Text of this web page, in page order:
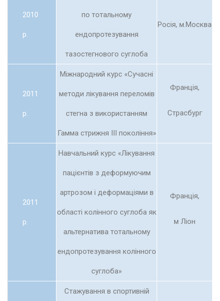
2010
р.
по тотальному
ендопротезування
тазостегнового суглоба
Росія, м.Москва
2011
р.
Міжнародний курс «Сучасні
методи лікування переломів
стегна з використанням
Гамма стрижня III покоління»
Франція,
Страсбург
2011
р.
Навчальний курс «Лікування
пацієнтів з деформуючим
артрозом і деформаціями в
області колінного суглоба як
альтернатива тотальному
ендопротезування колінного
суглоба»
Франція,
м Ліон
Стажування в спортивній